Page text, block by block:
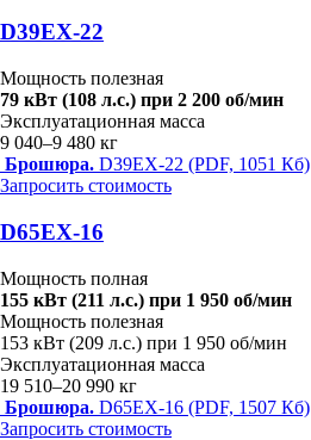
D39EX-22
Мощность полезная
79 кВт (108 л.с.) при 2 200 об/мин
Эксплуатационная масса
9 040–9 480 кг
Брошюра. D39EX-22 (PDF, 1051 Кб)
Запросить стоимость
D65EX-16
Мощность полная
155 кВт (211 л.с.) при 1 950 об/мин
Мощность полезная
153 кВт (209 л.с.) при 1 950 об/мин
Эксплуатационная масса
19 510–20 990 кг
Брошюра. D65EX-16 (PDF, 1507 Кб)
Запросить стоимость